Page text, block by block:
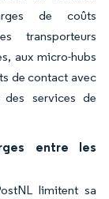
de coûts
transporteurs
aux micro-hubs
de contact avec
des services de
entre les
limitent sa